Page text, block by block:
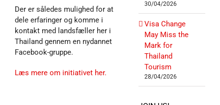
Der er således mulighed for at
dele erfaringer og komme i
kontakt med landsfæller her i
Thailand gennem en nydannet
Facebook-gruppe.
Læs mere om initiativet her.
30/04/2026
Visa Change
May Miss the
Mark for
Thailand
Tourism
28/04/2026